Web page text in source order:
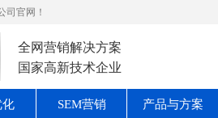
司官网！
全网营销解决方案
国家高新技术企业
化 SEM营销 产品与方案